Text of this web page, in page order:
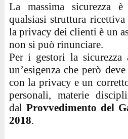
La massima sicurezza
qualsiasi struttura ricettiva
la privacy dei clienti è un
non si può rinunciare.
Per i gestori la sicurezza
un’esigenza che però
con la privacy e un
personali, materie
dal Provvedimento del
2018.